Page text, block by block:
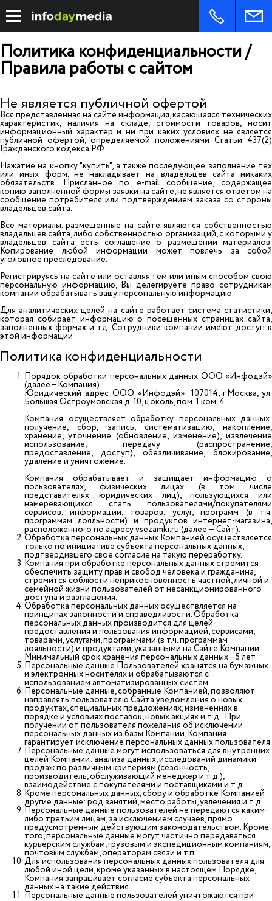
Политика конфиденциальности /
Правила работы с сайтом
Не является публичной офертой
Вся представленная на сайте информация, касающаяся технических
характеристик, наличия на складе, стоимости товаров, носит
информационный характер и ни при каких условиях не является
публичной офертой, определяемой положениями Статьи 437(2)
Гражданского кодекса РФ.
Нажатие на кнопку "купить", а также последующее заполнение тех
или иных форм, не накладывает на владельцев сайта никаких
обязательств. Присланное по e-mail сообщение, содержащее
копию заполненной формы заявки на сайте, не является ответом на
сообщение потребителя или подтверждением заказа со стороны
владельцев сайта.
Все материалы, размещенные на сайте являются собственностью
владельцев сайта, либо собственностью организаций, с которыми у
владельцев сайта есть соглашение о размещении материалов.
Копирование любой информации может повлечь за собой
уголовное преследование.
Регистрируясь на сайте или оставляя тем или иным способом свою
персональную информацию, Вы делегируете право сотрудникам
компании обрабатывать вашу персональную информацию.
Для аналитических целей на сайте работает система статистики,
которая собирает информацию о посещенных страницах сайта,
заполненных формах и тд. Сотрудники компании имеют доступ к
этой информации
Политика конфиденциальности
Порядок обработки персональных данных ООО «Инфодэй»
(далее – Компания):
Юридический адрес ООО «Инфодэй»: 107014, г.Москва, ул.
Большая Остроумовская д. 10, цоколь, пом. 1 ком. 4
Компания осуществляет обработку персональных данных:
получение, сбор, запись, систематизацию, накопление,
хранение, уточнение (обновление, изменение), извлечение
использование, передачу (распространение,
предоставление, доступ), обезличивание, блокирование,
удаление и уничтожение.
Компания обрабатывает и защищает информацию о
пользователях, физических лицах (в том числе
представителях юридических лиц), пользующихся или
намеревающихся стать пользователями/покупателями
сервисов, информации, товаров, услуг, программ (в т.ч.
программам лояльности) и продуктов интернет-магазина,
расположенного по адресу vsezamki.ru (далее — Сайт).
Обработка персональных данных Компанией осуществляется
только по инициативе субъекта персональных данных,
подтвердившего свое согласие на такую переработку.
Компания при обработке персональных данных стремится
обеспечить защиту прав и свобод человека и гражданина,
стремится соблюсти неприкосновенность частной, личной и
семейной жизни пользователей от несанкционированного
доступа и разглашения.
Обработка персональных данных осуществляется на
принципах законности и справедливости. Обработка
персональных данных производится для целей
предоставления и пользования информацией, сервисами,
товарами, услугами, программами (в т.ч. программам
лояльности) и продуктами, указанными на Сайте Компании.
Минимальный срок хранения персональных данных – 5 лет.
Персональные данные Пользователей хранятся на бумажных
и электронных носителях и обрабатываются с
использованием автоматизированных систем.
Персональные данные, собранные Компанией, позволяют
направлять пользователю Сайта уведомления о новых
продуктах, специальных предложениях, изменениях в
порядке и условиях поставок, новых акциях и т.д.. При
получении от пользователя пожелания об исключении
персональных данных из базы Компании, Компания
гарантирует исключение персональных данных пользователя.
Персональные данные могут использоваться для внутренних
целей Компании: анализа данных, исследований динамики
продаж по различным критериям (сезонность,
производитель, обслуживающий менеджер и т.д.),
взаимодействие с покупателями и поставщиками и т.д.
Кроме персональных данных, сбору и обработке Компанией
другие данные: род занятий, место работы, увлечения и т.д.
Персональные данные пользователей не передаются каким-
либо третьим лицам, за исключением случаев, прямо
предусмотренным действующим законодательством. Кроме
того, персональные данные могут частично передаваться
курьерским службам, грузовым и экспедиционным компаниям,
почтовым службам, операторам связи и т.п.
Для использования персональных данных пользователя для
любой иной цели, кроме указанных в настоящем Порядке,
Компания запрашивает согласие субъекта персональных
данных на такие действия.
Персональные данные пользователей уничтожаются при